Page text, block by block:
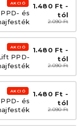
AKCIÓ
és
1.480 Ft -
tól
2.090 Ft
AKCIÓ
PPD-
1.480 Ft -
tól
2.090 Ft
AKCIÓ
és
1.480 Ft -
tól
2.090 Ft